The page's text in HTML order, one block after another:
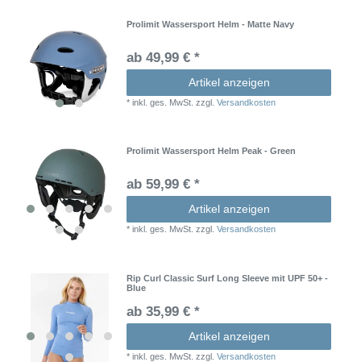
Prolimit Wassersport Helm - Matte Navy
ab 49,99 € *
Artikel anzeigen
*inkl. ges. MwSt. zzgl.Versandkosten
Prolimit Wassersport Helm Peak - Green
ab 59,99 € *
Artikel anzeigen
*inkl. ges. MwSt. zzgl.Versandkosten
Rip Curl Classic Surf Long Sleeve mit UPF 50+ -
Blue
ab 35,99 € *
Artikel anzeigen
*inkl. ges. MwSt. zzgl.Versandkosten